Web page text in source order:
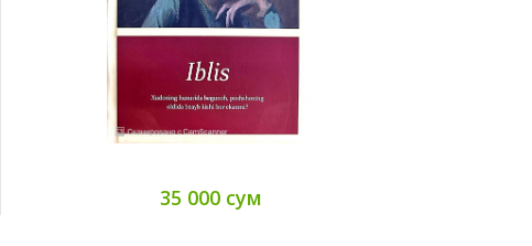
35 000 сум